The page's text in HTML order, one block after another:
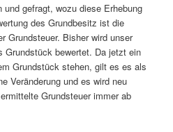
und gefragt, wozu diese Erhebung
des Grundbesitz ist die
Grundsteuer. Bisher wird unser
Grundstück bewertet. Da jetzt ein
Grundstück stehen, gilt es es als
Veränderung und es wird neu
Grundsteuer immer ab